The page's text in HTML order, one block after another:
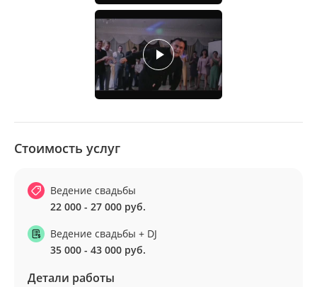
Стоимость услуг
Ведение свадьбы
22 000 - 27 000 руб.
Ведение свадьбы + DJ
35 000 - 43 000 руб.
Детали работы